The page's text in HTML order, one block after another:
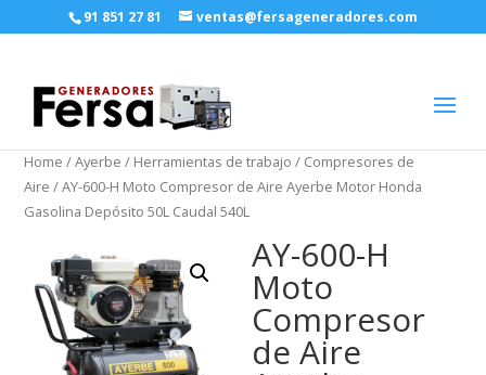
91 851 27 81 ventas@fersageneradores.com
Home /Ayerbe / Herramientas de trabajo / Compresores de
Aire / AY-600-H Moto Compresor de Aire Ayerbe Motor Honda
Gasolina Depósito 50L Caudal 540L
AY-600-H
Moto
Compresor
de Aire